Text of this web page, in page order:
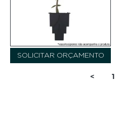
SOLICITAR ORÇAMENTO
< 1